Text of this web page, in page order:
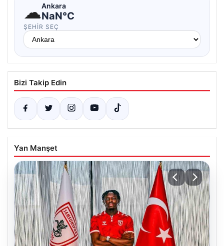
☁Ankara
NaN°C
ŞEHIR SEÇ
Bizi Takip Edin
Yan Manşet